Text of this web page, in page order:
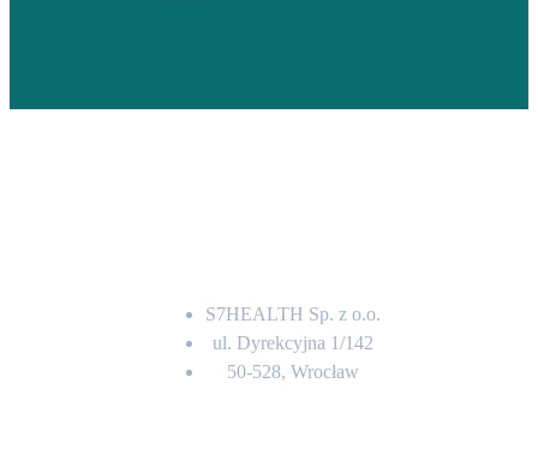
S7HEALTH Sp. z o.o.
ul. Dyrekcyjna 1/142
50-528, Wrocław